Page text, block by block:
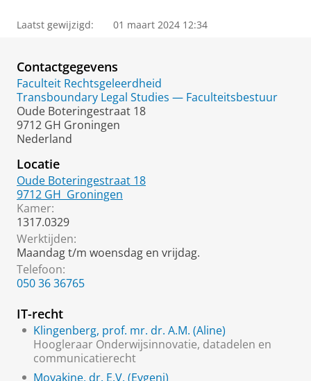
a
Laatst gewijzigd: 01 maart 2024 12:34
Contactgegevens
Faculteit Rechtsgeleerdheid
Transboundary Legal Studies — Faculteitsbestuur
Oude Boteringestraat 18
9712 GH Groningen
Nederland
Locatie
Oude Boteringestraat 18
9712 GH Groningen
Kamer:
1317.0329
Werktijden:
Maandag t/m woensdag en vrijdag.
Telefoon:
050 36 36765
IT-recht
Klingenberg, prof. mr. dr. A.M. (Aline)
Hoogleraar Onderwijsinnovatie, datadelen en
communicatierecht
Moyakine, dr. E.V. (Evgeni)